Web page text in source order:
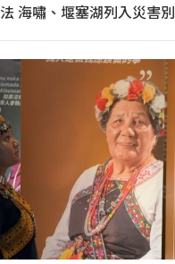
海嘯、堰塞湖列入災害別